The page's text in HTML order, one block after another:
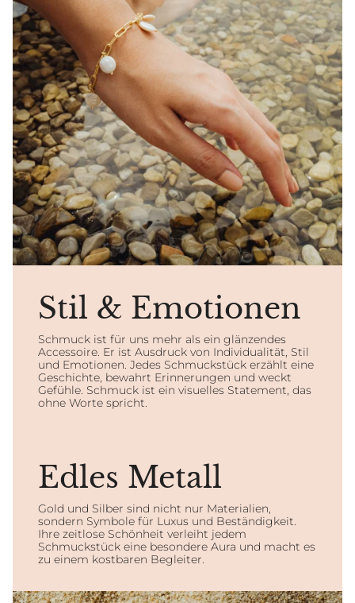
Stil & Emotionen
Schmuck ist für uns mehr als ein glänzendes
Accessoire. Er ist Ausdruck von Individualität, Stil
und Emotionen. Jedes Schmuckstück erzählt eine
Geschichte, bewahrt Erinnerungen und weckt
Gefühle. Schmuck ist ein visuelles Statement, das
ohne Worte spricht.
Edles Metall
Gold und Silber sind nicht nur Materialien,
sondern Symbole für Luxus und Beständigkeit.
Ihre zeitlose Schönheit verleiht jedem
Schmuckstück eine besondere Aura und macht es
zu einem kostbaren Begleiter.